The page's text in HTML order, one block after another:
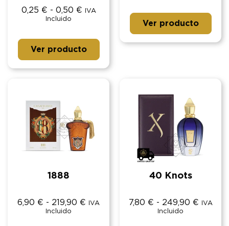
0,25 € - 0,50 €
IVA
Incluido
Ver producto
Ver producto
1888
6,90 € - 219,90 €
IVA
Incluido
40 Knots
7,80 € - 249,90 €
IVA
Incluido